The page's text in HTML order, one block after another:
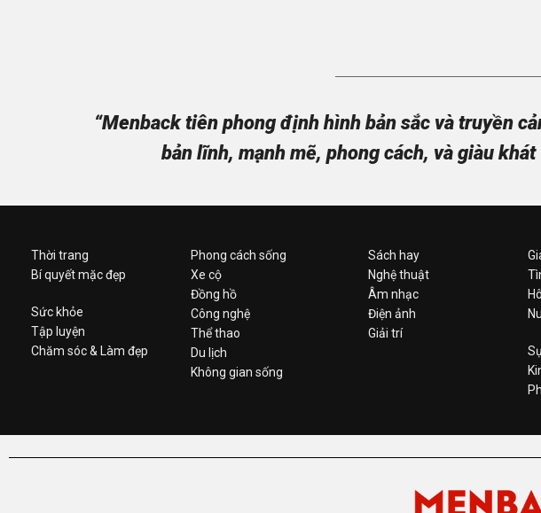
“Menback tiên phong định hình bản sắc và truyền
bản lĩnh, mạnh mẽ, phong cách, và giàu
Thời trang
Bí quyết mặc đẹp
Sức khỏe
Tập luyện
Chăm sóc & Làm đẹp
Phong cách sống
Xe cộ
Đồng hồ
Công nghệ
Thể thao
Du lịch
Không gian sống
Sách hay
Nghệ thuật
Âm nhạc
Điện ảnh
Giải trí